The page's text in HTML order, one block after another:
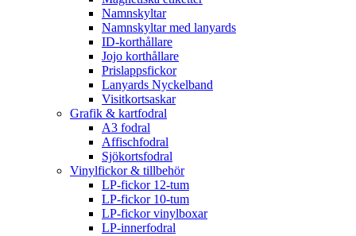
Namnskyltar
Namnskyltar med lanyards
ID-korthållare
Jojo korthållare
Prislappsfickor
Lanyards Nyckelband
Visitkortsaskar
Grafik & kartfodral
A3 fodral
Affischfodral
Sjökortsfodral
Vinylfickor & tillbehör
LP-fickor 12-tum
LP-fickor 10-tum
LP-fickor vinylboxar
LP-innerfodral